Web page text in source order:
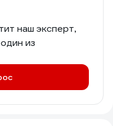
наш эксперт,
из